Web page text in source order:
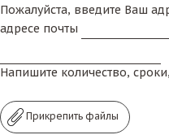
Пожалуйста, введите Ваш
адресе почты
Напишите количество,
Прикрепить файлы